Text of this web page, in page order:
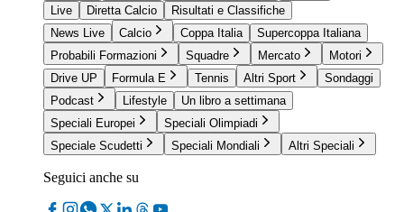
Live
Diretta Calcio
Risultati e Classifiche
News Live
Calcio Coppa Italia
Supercoppa Italiana
Probabili Formazioni
Squadre Mercato
Motori
Drive UP
Formula E Tennis Altri Sport
Sondaggi
Podcast
Lifestyle
Un libro a settimana
Speciali Europei
Speciali Olimpiadi
Speciale Scudetti
Speciali Mondiali Altri Speciali
Seguici anche su